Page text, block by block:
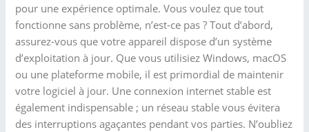
pour une expérience optimale. Vous voulez que tout
fonctionne sans problème, n’est-ce pas ? Tout d’abord,
assurez-vous que votre appareil dispose d’un système
d’exploitation à jour. Que vous utilisiez Windows, macOS
ou une plateforme mobile, il est primordial de maintenir
votre logiciel à jour. Une connexion internet stable est
également indispensable ; un réseau stable vous évitera
des interruptions agaçantes pendant vos parties. N’oubliez